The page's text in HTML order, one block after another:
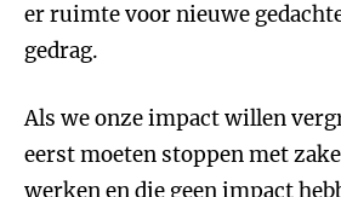
er ruimte voor nieuwe
gedrag.
Als we onze impact willen
eerst moeten stoppen met
werken en die geen impact